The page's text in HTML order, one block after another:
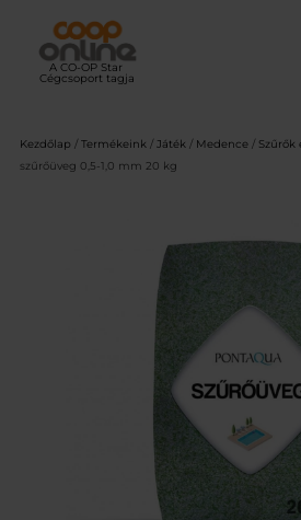
tartalomhoz
Kezdőlap / Termékeink / Játék / Medence / Szűrők
szűrőüveg 0,5-1,0 mm 20 kg